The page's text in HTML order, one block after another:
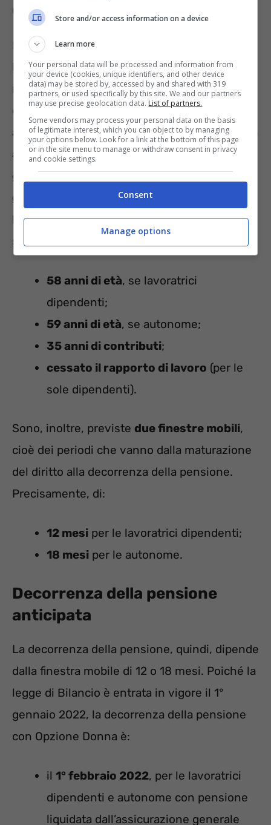
Opzione Donna: tutti i requisiti
Possono godere della
lavoratrici dipendenti e autonome che
raggiungono le condizioni fissate dalla legge
entro il termine del 31 dicembre 2021. Grazie
all’ultima proroga, dunque, la misura interessa
anche le dipendenti che sono nate tra il1°
gennaio e il 31 dicembre 1963 o tra il 1°
gennaio e il 31 dicembre 1962
lavoratrici autonome. Nel dettaglio, lo
strumento è rivolto alle donne che abbiano:
58 anni di età, se lavoratrici
dipendenti;
59 anni di età, se autonome;
35 anni di contributi;
cessato il rapporto di lavoro (per le
sole dipendenti).
Sono, inoltre, previste due finestre mobili,
cioè dei periodi che vanno dalla maturazione
del diritto alla decorrenza della pensione.
Precisamente, di:
12 mesi per le lavoratrici dipendenti;
18 mesi per le autonome.
Decorrenza della pensione
anticipata
La decorrenza della pensione, quindi, dipende
dalla finestra mobile di 12 o 18 mesi. Poiché la
legge di Bilancio è entrata in vigore il 1°
gennaio 2022, la decorrenza della pensione
con Opzione Donna è:
il 1° febbraio 2022, per le lavoratrici
dipendenti e autonome con pensione
liquidata dall’assicurazione generale
Store and/or access information on a device
Learn more
Your personal data will be processed and information from
your device (cookies, unique identifiers, and other device
data) may be stored by, accessed by and shared with 319
partners, or used specifically by this site. We and our partners
may use precise geolocation data. List of partners.
Some vendors may process your personal data on the basis
of legitimate interest, which you can object to by managing
your options below. Look for a link at the bottom of this page
or in the site menu to manage or withdraw consent in privacy
and cookie settings.
Consent
Manage options